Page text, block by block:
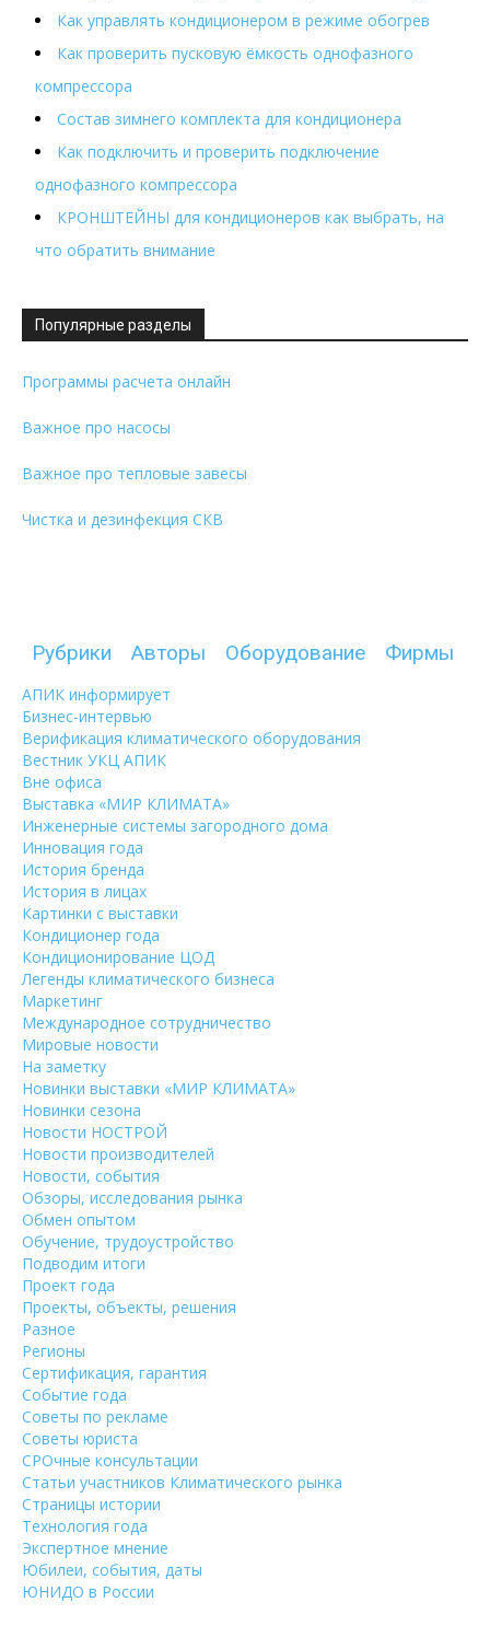
Как управлять кондиционером в режиме обогрев
Как проверить пусковую ёмкость однофазного
компрессора
Состав зимнего комплекта для кондиционера
Как подключить и проверить подключение
однофазного компрессора
КРОНШТЕЙНЫ для кондиционеров как выбрать, на
что обратить внимание
Популярные разделы
Программы расчета онлайн
Важное про насосы
Важное про тепловые завесы
Чистка и дезинфекция СКВ
Рубрики Авторы Оборудование Фирмы
АПИК информирует
Бизнес-интервью
Верификация климатического оборудования
Вестник УКЦ АПИК
Вне офиса
Выставка «МИР КЛИМАТА»
Инженерные системы загородного дома
Инновация года
История бренда
История в лицах
Картинки с выставки
Кондиционер года
Кондиционирование ЦОД
Легенды климатического бизнеса
Маркетинг
Международное сотрудничество
Мировые новости
На заметку
Новинки выставки «МИР КЛИМАТА»
Новинки сезона
Новости НОСТРОЙ
Новости производителей
Новости, события
Обзоры, исследования рынка
Обмен опытом
Обучение, трудоустройство
Подводим итоги
Проект года
Проекты, объекты, решения
Разное
Регионы
Сертификация, гарантия
Событие года
Советы по рекламе
Советы юриста
СРОчные консультации
Статьи участников Климатического рынка
Страницы истории
Технология года
Экспертное мнение
Юбилеи, события, даты
ЮНИДО в России